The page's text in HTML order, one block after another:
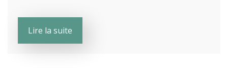
Lire la suite